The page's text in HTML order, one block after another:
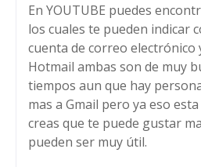
En YOUTUBE puedes
los cuales te pueden indicar
cuenta de correo electrónico
Hotmail ambas son de muy
tiempos aun que hay
mas a Gmail pero ya eso
creas que te puede gustar
pueden ser muy útil.